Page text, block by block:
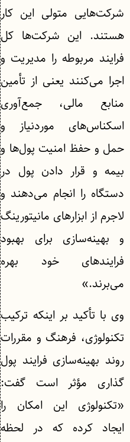
شرکت‌هایی متولی این کار
هستند. این شرکت‌ها کل
فرایند مربوطه را مدیریت و
اجرا می‌کنند یعنی از تأمین
منابع مالی، جمع‌آوری
اسکناس‌های موردنیاز و
حمل و حفظ امنیت پول‌ها و
بیمه و قرار دادن پول در
دستگاه را انجام می‌دهند و
لاجرم از ابزارهای مانیتورینگ
و بهینه‌سازی برای بهبود
فرایندهای خود بهره
می‌برند.»
وی با تأکید بر اینکه ترکیب
تکنولوژی، فرهنگ و مقررات
روند بهینه‌سازی فرایند پول
گذاری مؤثر است گفت:
«تکنولوژی این امکان را
ایجاد کرده که در لحظه